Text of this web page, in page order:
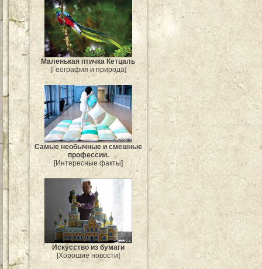
Маленькая птичка Кетцаль
[География и природа]
Самые необычные и смешные
профессии.
[Интересные факты]
Искусство из бумаги
[Хорошие новости]